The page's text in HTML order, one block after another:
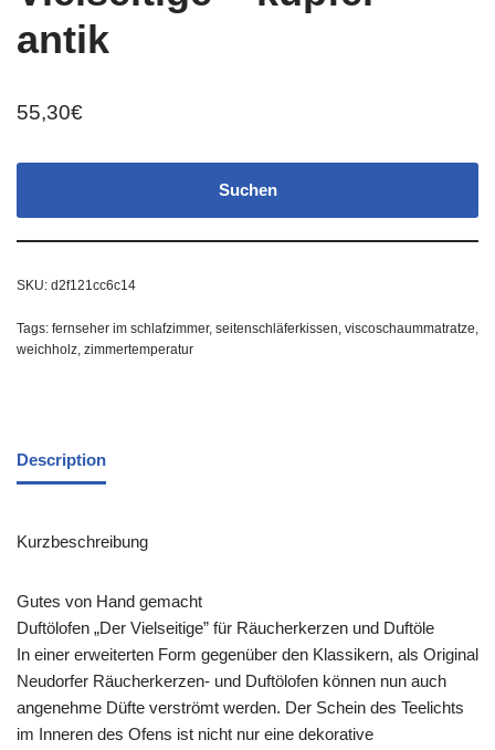
antik
55,30€
Suchen
SKU: d2f121cc6c14
Tags: fernseher im schlafzimmer, seitenschläferkissen, viscoschaummatratze,
weichholz, zimmertemperatur
Description
Kurzbeschreibung
Gutes von Hand gemacht
Duftölofen „Der Vielseitige” für Räucherkerzen und Duftöle
In einer erweiterten Form gegenüber den Klassikern, als Original
Neudorfer Räucherkerzen- und Duftölofen können nun auch
angenehme Düfte verströmt werden. Der Schein des Teelichts
im Inneren des Ofens ist nicht nur eine dekorative